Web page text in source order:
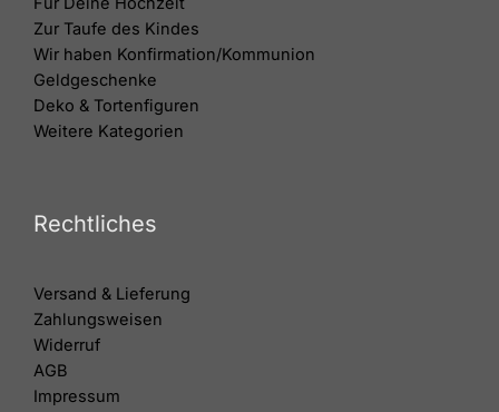
Zur Taufe des Kindes
Wir haben Konfirmation/Kommunion
Geldgeschenke
Deko & Tortenfiguren
Weitere Kategorien
Rechtliches
Versand & Lieferung
Zahlungsweisen
Widerruf
AGB
Impressum